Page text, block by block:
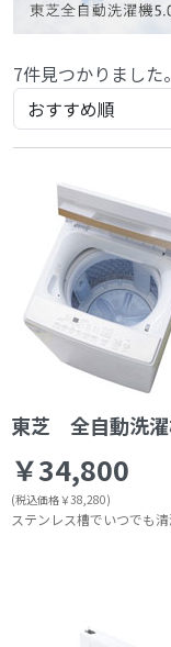
7件見つかりました。
東芝 全自動洗
￥34,800
(税込価格￥38,280)
ステンレス槽でいつでも